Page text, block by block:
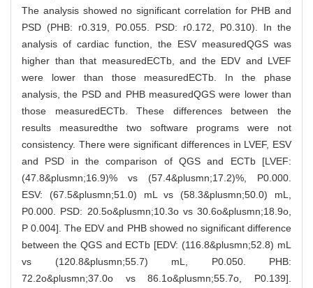
The analysis showed no significant correlation for PHB and
PSD (PHB: r0.319, P0.055. PSD: r0.172, P0.310). In the
analysis of cardiac function, the ESV measuredQGS was
higher than that measuredECTb, and the EDV and LVEF
were lower than those measuredECTb. In the phase
analysis, the PSD and PHB measuredQGS were lower than
those measuredECTb. These differences between the
results measuredthe two software programs were not
consistency. There were significant differences in LVEF, ESV
and PSD in the comparison of QGS and ECTb [LVEF:
(47.8&plusmn;16.9)% vs (57.4&plusmn;17.2)%, P0.000.
ESV: (67.5&plusmn;51.0) mL vs (58.3&plusmn;50.0) mL,
P0.000. PSD: 20.5o&plusmn;10.3o vs 30.6o&plusmn;18.9o,
P 0.004]. The EDV and PHB showed no significant difference
between the QGS and ECTb [EDV: (116.8&plusmn;52.8) mL
vs (120.8&plusmn;55.7) mL, P0.050. PHB:
72.2o&plusmn;37.0o vs 86.1o&plusmn;55.7o, P0.139].